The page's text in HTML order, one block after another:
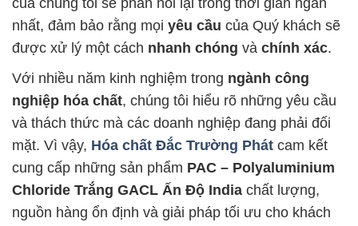
của chúng tôi sẽ phản hồi lại trong thời gian ngắn
nhất, đảm bảo rằng mọi yêu cầu của Quý khách sẽ
được xử lý một cách nhanh chóng và chính xác.
Với nhiều năm kinh nghiệm trong ngành công
nghiệp hóa chất, chúng tôi hiểu rõ những yêu cầu
và thách thức mà các doanh nghiệp đang phải đối
mặt. Vì vậy, Hóa chất Đắc Trường Phát cam kết
cung cấp những sản phẩm PAC – Polyaluminium
Chloride Trắng GACL Ấn Độ India chất lượng,
nguồn hàng ổn định và giải pháp tối ưu cho khách